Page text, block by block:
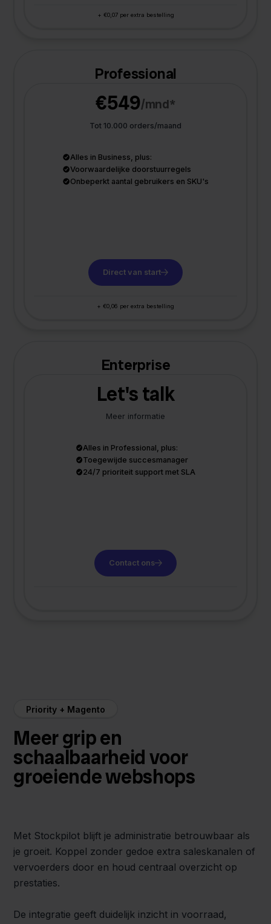
+ €0,07 per extra bestelling
Professional
€549/mnd*
Tot 10.000 orders/maand
Alles in Business, plus:
Voorwaardelijke doorstuurregels
Onbeperkt aantal gebruikers en SKU's
Direct van start
+ €0,06 per extra bestelling
Enterprise
Let's talk
Meer informatie
Alles in Professional, plus:
Toegewijde succesmanager
24/7 prioriteit support met SLA
Contact ons
Priority + Magento
Meer grip en
schaalbaarheid voor
groeiende webshops
Met Stockpilot blijft je administratie betrouwbaar als
je groeit. Koppel zonder gedoe extra saleskanalen of
vervoerders door en houd centraal overzicht op
prestaties.
De integratie geeft duidelijk inzicht in voorraad,